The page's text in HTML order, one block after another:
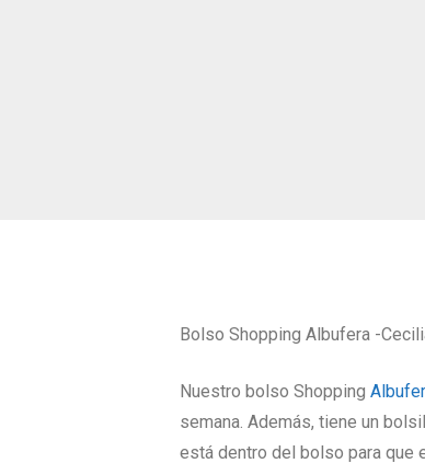
Bolso Shopping Albufera -
Nuestro bolso Shopping
semana. Además, tiene un
está dentro del bolso para que